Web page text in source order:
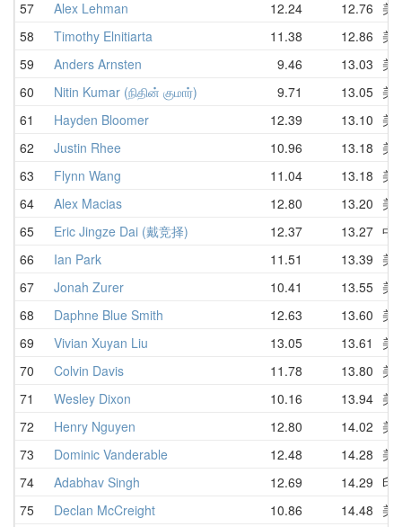
57
Alex Lehman 12.24 12.76 美
58
Timothy Elnitiarta 11.38 12.86 美
59
Anders Arnsten 9.46 13.03 美
60
Nitin Kumar (நிதின் குமார்) 9.71 13.05 美
61
Hayden Bloomer 12.39 13.10 美
62
Justin Rhee 10.96 13.18 美
63
Flynn Wang 11.04 13.18 美
64
Alex Macias 12.80 13.20 美
65
Eric Jingze Dai (戴竞择) 12.37 13.27 中
66
Ian Park 11.51 13.39 美
67
Jonah Zurer 10.41 13.55 美
68
Daphne Blue Smith 12.63 13.60 美
69
Vivian Xuyan Liu 13.05 13.61
美
70
Colvin Davis 11.78 13.80 美
71
Wesley Dixon 10.16 13.94 美
72
Henry Nguyen 12.80 14.02 美
73
Dominic Vanderable 12.48 14.28 美
74
Adabhav Singh 12.69 14.29 印
75
Declan McCreight 10.86 14.48 美